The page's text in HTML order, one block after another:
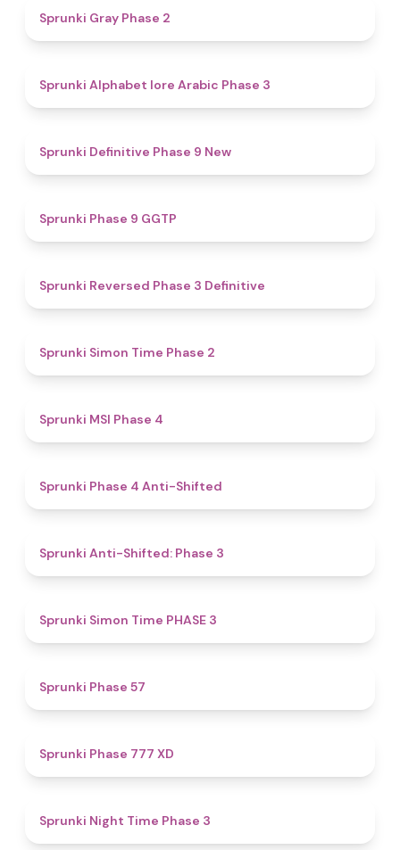
Sprunki Gray Phase 2
Sprunki Alphabet lore Arabic Phase 3
Sprunki Definitive Phase 9 New
Sprunki Phase 9 GGTP
Sprunki Reversed Phase 3 Definitive
Sprunki Simon Time Phase 2
Sprunki MSI Phase 4
Sprunki Phase 4 Anti-Shifted
Sprunki Anti-Shifted: Phase 3
Sprunki Simon Time PHASE 3
Sprunki Phase 57
Sprunki Phase 777 XD
Sprunki Night Time Phase 3